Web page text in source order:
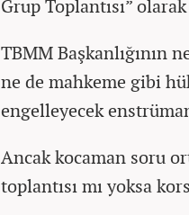
Grup Toplantısı” olarak
TBMM Başkanlığının
ne de mahkeme gibi
engelleyecek
Ancak kocaman soru
toplantısı mı yoksa